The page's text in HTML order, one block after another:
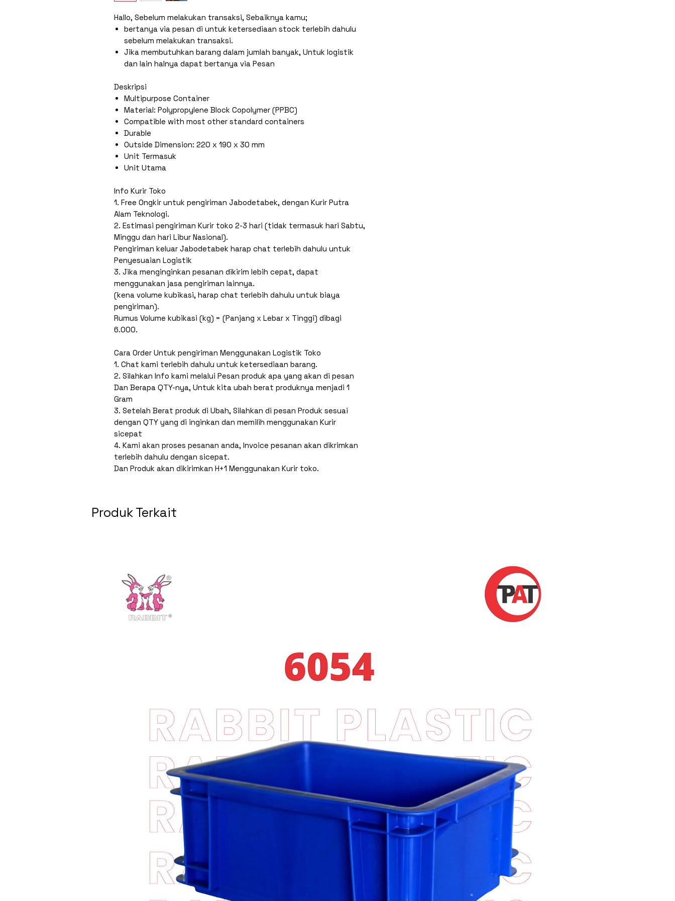
Hallo, Sebelum melakukan transaksi, Sebaiknya kamu;
bertanya via pesan di untuk ketersediaan stock terlebih dahulu
sebelum melakukan transaksi.
Jika membutuhkan barang dalam jumlah banyak, Untuk logistik
dan lain halnya dapat bertanya via Pesan
Deskripsi
Multipurpose Container
Material: Polypropylene Block Copolymer (PPBC)
Compatible with most other standard containers
Durable
Outside Dimension: 220 x 190 x 30 mm
Unit Termasuk
Unit Utama
Info Kurir Toko
1. Free Ongkir untuk pengiriman Jabodetabek, dengan Kurir Putra
Alam Teknologi.
2. Estimasi pengiriman Kurir toko 2-3 hari (tidak termasuk hari Sabtu,
Minggu dan hari Libur Nasional).
Pengiriman keluar Jabodetabek harap chat terlebih dahulu untuk
Penyesuaian Logistik
3. Jika menginginkan pesanan dikirim lebih cepat, dapat
menggunakan jasa pengiriman lainnya.
(kena volume kubikasi, harap chat terlebih dahulu untuk biaya
pengiriman).
Rumus Volume kubikasi (kg) = (Panjang x Lebar x Tinggi) dibagi
6.000.
Cara Order Untuk pengiriman Menggunakan Logistik Toko
1. Chat kami terlebih dahulu untuk ketersediaan barang.
2. Silahkan Info kami melalui Pesan produk apa yang akan di pesan
Dan Berapa QTY-nya, Untuk kita ubah berat produknya menjadi 1
Gram
3. Setelah Berat produk di Ubah, Silahkan di pesan Produk sesuai
dengan QTY yang di inginkan dan memilih menggunakan Kurir
sicepat
4. Kami akan proses pesanan anda, Invoice pesanan akan dikrimkan
terlebih dahulu dengan sicepat.
Dan Produk akan dikirimkan H+1 Menggunakan Kurir toko.
Produk Terkait